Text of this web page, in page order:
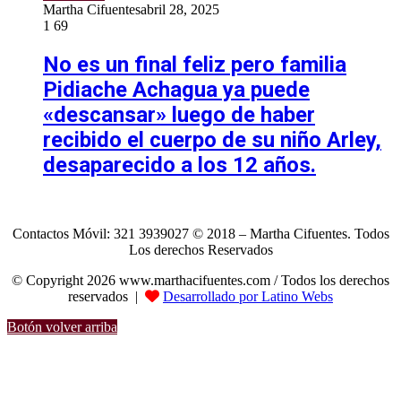
Martha Cifuentesabril 28, 2025
1 69
No es un final feliz pero familia
Pidiache Achagua ya puede
«descansar» luego de haber
recibido el cuerpo de su niño Arley,
desaparecido a los 12 años.
Contactos Móvil: 321 3939027 © 2018 – Martha Cifuentes. Todos
Los derechos Reservados
© Copyright 2026 www.marthacifuentes.com / Todos los derechos
reservados |
Desarrollado por Latino Webs
Botón volver arriba